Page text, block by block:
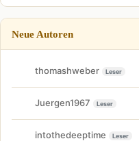
Neue Autoren
thomashweber Leser
Juergen1967 Leser
intothedeeptime Leser